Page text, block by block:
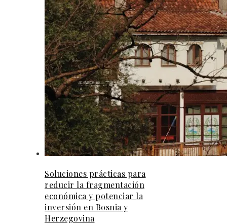
Soluciones prácticas para
reducir la fragmentación
económica y potenciar la
inversión en Bosnia y
Herzegovina